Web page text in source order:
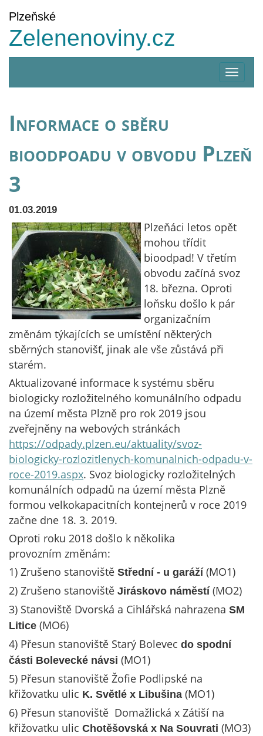
Plzeňské
Zelenenoviny.cz
menu
Informace o sběru
bioodpoadu v obvodu Plzeň
3
01.03.2019
Plzeňáci letos opět
mohou třídit
bioodpad! V třetím
obvodu začíná svoz
18. března. Oproti
loňsku došlo k pár
organizačním
změnám týkajících se umístění některých
sběrných stanovišť, jinak ale vše zůstává při
starém.
Aktualizované informace k systému sběru
biologicky rozložitelného komunálního odpadu
na území města Plzně pro rok 2019 jsou
zveřejněny na webových stránkách
https://odpady.plzen.eu/aktuality/svoz-
biologicky-rozlozitlenych-komunalnich-odpadu-v-
roce-2019.aspx. Svoz biologicky rozložitelných
komunálních odpadů na území města Plzně
formou velkokapacitních kontejnerů v roce 2019
začne dne 18. 3. 2019.
Oproti roku 2018 došlo k několika
provozním změnám:
1) Zrušeno stanoviště Střední - u garáží (MO1)
2) Zrušeno stanoviště Jiráskovo náměstí (MO2)
3) Stanoviště Dvorská a Cihlářská nahrazena SM
Litice (MO6)
4) Přesun stanoviště Starý Bolevec do spodní
části Bolevecké návsi (MO1)
5) Přesun stanoviště Žofie Podlipské na
křižovatku ulic K. Světlé x Libušina (MO1)
6) Přesun stanoviště Domažlická x Zátiší na
křižovatku ulic Chotěšovská x Na Souvrati (MO3)